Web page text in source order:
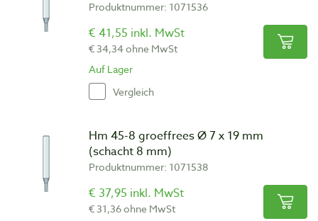
Produktnummer: 1071536
€ 41,55 inkl. MwSt
€ 34,34 ohne MwSt
Auf Lager
Vergleich
Hm 45-8 groeffrees Ø 7 x 19 mm
(schacht 8 mm)
Produktnummer: 1071538
€ 37,95 inkl. MwSt
€ 31,36 ohne MwSt